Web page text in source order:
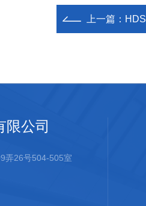
上一篇：
限公司
弄26号504-505室